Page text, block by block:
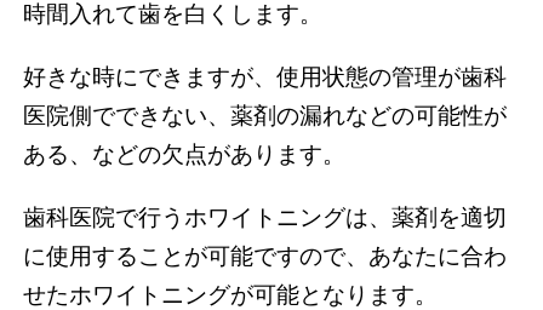
時間入れて歯を白くします。
好きな時にできますが、使用状態の管理が歯科
医院側でできない、薬剤の漏れなどの可能性が
ある、などの欠点があります。
歯科医院で行うホワイトニングは、薬剤を適切
に使用することが可能ですので、あなたに合わ
せたホワイトニングが可能となります。